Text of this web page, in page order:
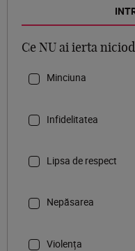
Ce NU ai ierta
Minciuna
Infidelitatea
Lipsa de respect
Nepăsarea
Violența